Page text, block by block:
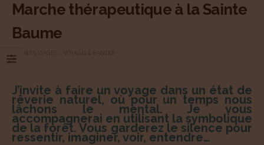
Marche thérapeutique à la Sainte
Baume
J’invite à faire un voyage dans un état de
rêverie naturel, où pour un temps nous
lâchons le mental. Je vous
accompagnerai en utilisant la symbolique
de la forêt. Vous garderez le silence pour
ressentir, imaginer, voir, entendre…